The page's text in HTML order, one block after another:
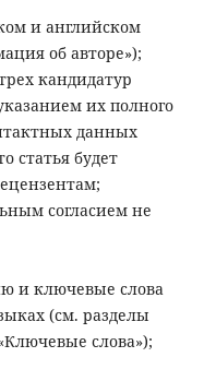
и английском
об авторе»);
кандидатур
их полного
данных
статья будет
согласием не
и ключевые слова
(см. разделы
слова»);